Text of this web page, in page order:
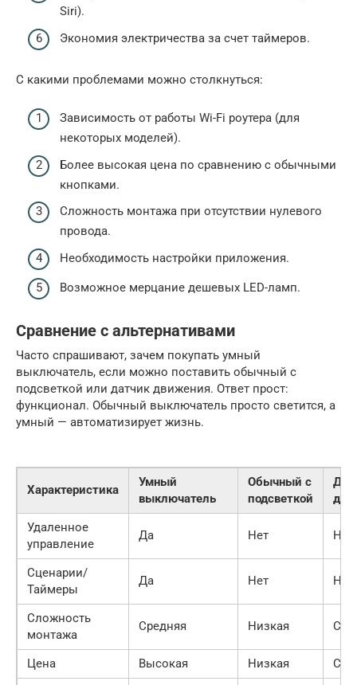
Siri).
Экономия электричества за счет таймеров.
С какими проблемами можно столкнуться:
Зависимость от работы Wi-Fi роутера (для
некоторых моделей).
Более высокая цена по сравнению с обычными
кнопками.
Сложность монтажа при отсутствии нулевого
провода.
Необходимость настройки приложения.
Возможное мерцание дешевых LED-ламп.
Сравнение с альтернативами
Часто спрашивают, зачем покупать умный
выключатель, если можно поставить обычный с
подсветкой или датчик движения. Ответ прост:
функционал. Обычный выключатель просто светится, а
умный — автоматизирует жизнь.
Характеристика
Умный
выключатель
Обычный с
подсветкой
Удаленное
управление
Да Нет Нет
Сценарии/
Таймеры
Да Нет Нет
Сложность
монтажа
Средняя Низкая
Цена Высокая Низкая